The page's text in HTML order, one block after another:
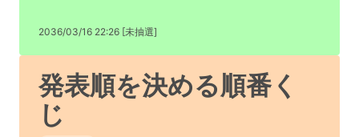
2036/03/16 22:26 [未抽選]
発表順を決める順番く
じ